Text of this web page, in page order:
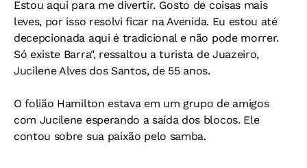
Estou aqui para me divertir. Gosto de coisas mais
leves, por isso resolvi ficar na Avenida. Eu estou até
decepcionada aqui é tradicional e não pode morrer.
Só existe Barra", ressaltou a turista de Juazeiro,
Jucilene Alves dos Santos, de 55 anos.
O folião Hamilton estava em um grupo de amigos
com Jucilene esperando a saída dos blocos. Ele
contou sobre sua paixão pelo samba.